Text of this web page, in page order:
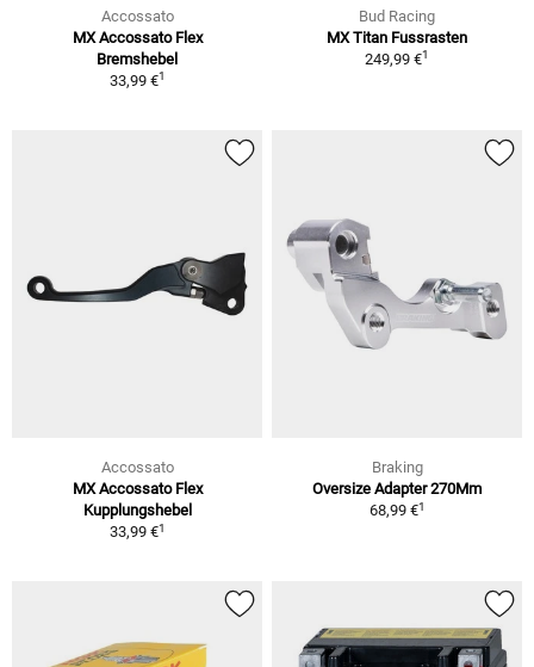
Accossato
MX Accossato Flex
Bremshebel
33,99 €1
Bud Racing
MX Titan Fussrasten
249,99 €1
Accossato
MX Accossato Flex
Kupplungshebel
33,99 €1
Braking
Oversize Adapter 270Mm
68,99 €1